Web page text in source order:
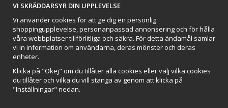
BETALNINGSALTERNATIV
VI SKICKAR MED
VI SKRÄDDARSYR DIN UPPLEVELSE
Vi använder cookies för att ge dig en personlig
shoppingupplevelse, personanpassad annonsering och för hålla
våra webbplatser tillförlitliga och säkra. För detta ändamål samlar
vi in information om användarna, deras mönster och deras
enheter.
Klicka på "Okej" om du tillåter alla cookies eller välj vilka cookies
du tillåter och vilka du vill stänga av genom att klicka på
"Inställningar" nedan.